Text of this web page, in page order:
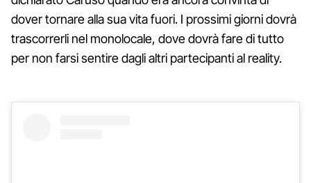
dover tornare alla sua vita fuori. I prossimi giorni dovrà
trascorrerli nel monolocale, dove dovrà fare di tutto
per non farsi sentire dagli altri partecipanti al reality.